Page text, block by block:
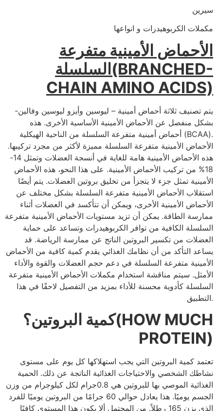
سيرين
مكملات الكربوهيدرات و انواعها
الأحماض الأمينية متفرعة
السلسلة(BRANCHED-
CHAIN AMINO ACIDS)
يتم تصنيف ثلاثة أحماض أمينية – ليوسين وأيزو ليوسين وفالين-
بشكل منفصل عن الأحماض الأمينية الأساسية الأخرى. هذه
أحماض أمينية متفرعة السلسلة من الناحية الهيكلية (BCAA).
الأحماض الأمينية متفرعة السلسلة مميزة لأكثر من مجرد تركيبها.
هذه الأحماض الأمينية هامة للغاية في أنسجة العضلات وتمثل 14-
18% من تركيب الأحماض الأمينية. على هذا النحو، هذه الأحماض
الأمينية تمثل جزء لا يتجزأ من تخليق بروتين العضلات. يتم أيضًا
استقلاب الأحماض الأمينية متفرعة السلسلة بشكل مختلف عن
الأحماض الأمينية الأخرى، ويمكن أن تتأكسد في العضلات أثناء
ممارسة الطاقة. يمكن أن تزيد مستويات الأحماض الأمينية متفرعة
السلسلة الكافية من توافر الكربوهيدرات وتساعد على حماية
العضلات من تكسير البروتين الناتج عن ممارسة الرياضة. قد
يساعد التأكد من أن نظامك الغذائي يقدم كمية كافية من الأحماض
الأمينية متفرعة السلسلة في دعم حجم العضلات والقوة والأداء
الأمثل. سيتم مناقشة استخدام مكملات الأحماض الأمينية متفرعة
السلسلة كأدوية محسنة للأداء بمزيد من التفصيل لاحقًا في هذا
التطبيق.
كمية البروتين؟(HOW MUCH
PROTEIN)
تعتمد كمية البروتين التي يجب استهلاكها كل يوم على مستوى
نشاطك الشخصي والاحتياجات الغذائية الناتجة عن ذلك. الحمية
الغذائية الموصي بها للبروتين هي 0.8جرام لكل كيلوجرام من وزن
الجسم يوميًا. هذا يعادل حوالي 60 جرامًا من البروتين يوميًا للفرد
الذي يزن 165 رطلاً. من المحتمل ألا يكون هذا المستوى كافيًا